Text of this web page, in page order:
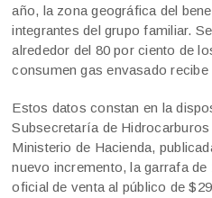
año, la zona geográfica del
integrantes del grupo familiar.
alrededor del 80 por ciento de
consumen gas envasado recibe
Estos datos constan en la
Subsecretaría de
Ministerio de Hacienda,
nuevo incremento, la garrafa de
oficial de venta al público de